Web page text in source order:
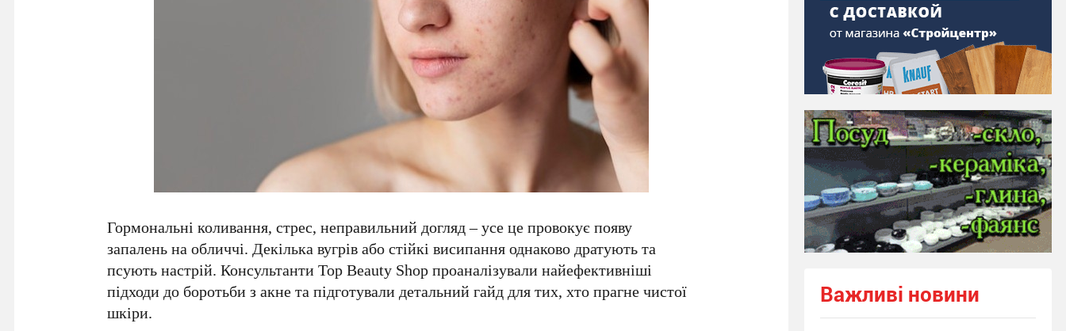
Гормональні коливання, стрес, неправильний догляд – усе це провокує появу
запалень на обличчі. Декілька вугрів або стійкі висипання однаково дратують та
псують настрій. Консультанти Top Beauty Shop проаналізували найефективніші
підходи до боротьби з акне та підготували детальний гайд для тих, хто прагне чистої
шкіри.
Важливі новини